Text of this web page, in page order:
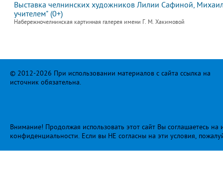
Выставка челнинских художников Лилии Сафиной,
учителем" (0+)
Набережночелнинская картинная галерея имени Г. М. Хакимовой
© 2012-2026 При использовании материалов с сайта ссылка на
источник обязательна.
Внимание! Продолжая использовать этот сайт Вы соглашаетесь
конфиденциальности. Если вы НЕ согласны на эти условия,